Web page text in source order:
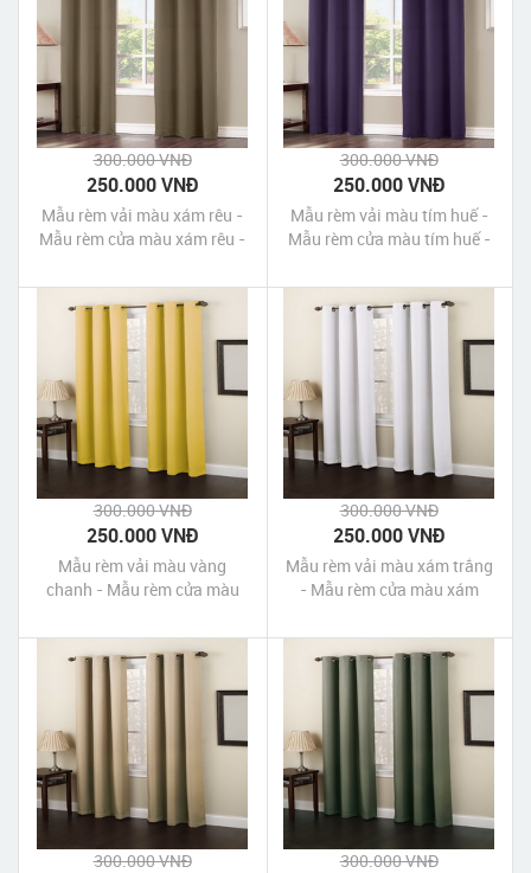
300.000 VNĐ
250.000 VNĐ
Mẫu rèm vải màu xám rêu -
Mẫu rèm cửa màu xám rêu -
300.000 VNĐ
250.000 VNĐ
Mẫu rèm vải màu tím huế -
Mẫu rèm cửa màu tím huế -
Blackberry
300.000 VNĐ
250.000 VNĐ
Mẫu rèm vải màu vàng
chanh - Mẫu rèm cửa màu
Curtains - Yellow
300.000 VNĐ
250.000 VNĐ
Mẫu rèm vải màu xám trắng
- Mẫu rèm cửa màu xám
White
300.000 VNĐ 300.000 VNĐ